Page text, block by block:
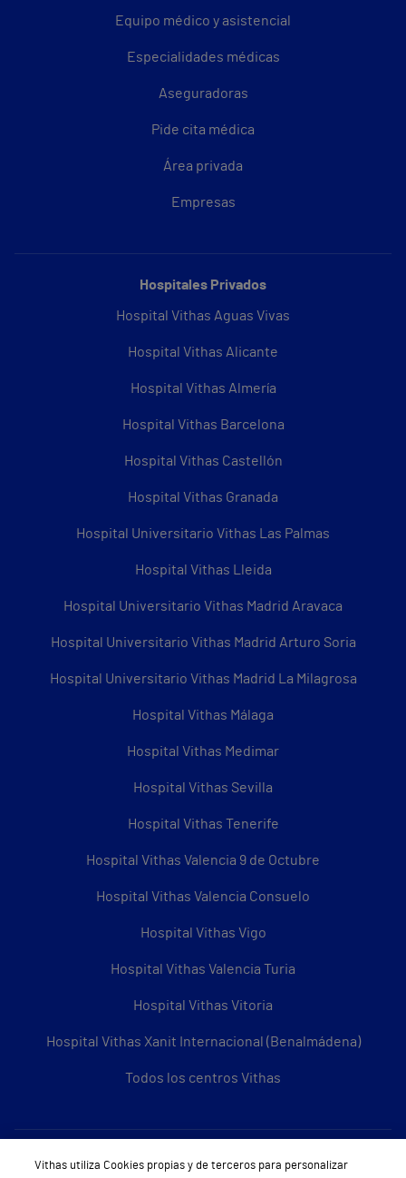
Equipo médico y asistencial
Especialidades médicas
Aseguradoras
Pide cita médica
Área privada
Empresas
Hospitales Privados
Hospital Vithas Aguas Vivas
Hospital Vithas Alicante
Hospital Vithas Almería
Hospital Vithas Barcelona
Hospital Vithas Castellón
Hospital Vithas Granada
Hospital Universitario Vithas Las Palmas
Hospital Vithas Lleida
Hospital Universitario Vithas Madrid Aravaca
Hospital Universitario Vithas Madrid Arturo Soria
Hospital Universitario Vithas Madrid La Milagrosa
Hospital Vithas Málaga
Hospital Vithas Medimar
Hospital Vithas Sevilla
Hospital Vithas Tenerife
Hospital Vithas Valencia 9 de Octubre
Hospital Vithas Valencia Consuelo
Hospital Vithas Vigo
Hospital Vithas Valencia Turia
Hospital Vithas Vitoria
Hospital Vithas Xanit Internacional (Benalmádena)
Todos los centros Vithas
Sobre Vithas
Vithas utiliza Cookies propias y de terceros para personalizar